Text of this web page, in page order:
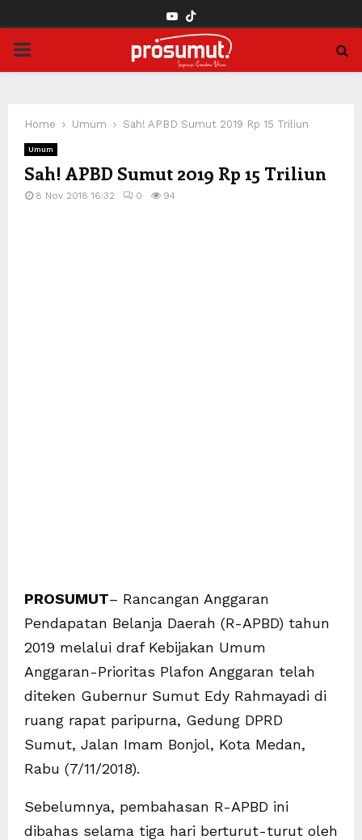
YOUTUBE
PRIMARY
Home Umum Sah! APBD Sumut 2019 Rp 15 Triliun
Umum
Sah! APBD Sumut 2019 Rp 15 Triliun
8 Nov 2018 16:32 0 94
PROSUMUT– Rancangan Anggaran
Pendapatan Belanja Daerah (R-APBD) tahun
2019 melalui draf Kebijakan Umum
Anggaran-Prioritas Plafon Anggaran telah
diteken Gubernur Sumut Edy Rahmayadi di
ruang rapat paripurna, Gedung DPRD
Sumut, Jalan Imam Bonjol, Kota Medan,
Rabu (7/11/2018).
Sebelumnya, pembahasan R-APBD ini
dibahas selama tiga hari berturut-turut oleh